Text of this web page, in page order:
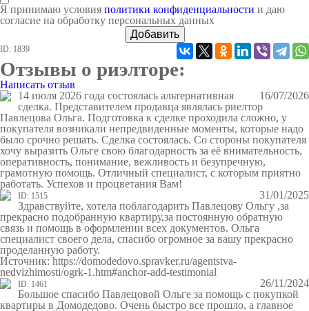
Я принимаю условия политики конфиденциальности и даю
согласие на обработку персональных данных
Добавить
Отзывы о риэлторе:
Написать отзыв
16/07/2026
ID: 1839
14 июля 2026 года состоялась альтернативная
сделка. Представителем продавца являлась риелтор
Павлецова Ольга. Подготовка к сделке проходила сложно, у
покупателя возникали непредвиденные моменты, которые надо
было срочно решать. Сделка состоялась. Со стороны покупателя
хочу выразить Ольге свою благодарность за её внимательность,
оперативность, понимание, вежливость и безупречную,
грамотную помощь. Отличный специалист, с которым приятно
работать. Успехов и процветания Вам!
31/01/2025
ID: 1515
Здравствуйте, хотела поблагодарить Павлецову Ольгу ,за
прекрасно подобранную квартиру,за постоянную обратную
связь и помощь в оформлении всех документов. Ольга
специалист своего дела, спасибо огромное за вашу прекрасно
проделанную работу.
Источник: https://domodedovo.spravker.ru/agentstva-
nedvizhimosti/ogrk-1.htm#anchor-add-testimonial
26/11/2024
ID: 1461
Большое спасибо Павлецовой Ольге за помощь с покупкой
квартиры в Домодедово. Очень быстро все прошло, а главное